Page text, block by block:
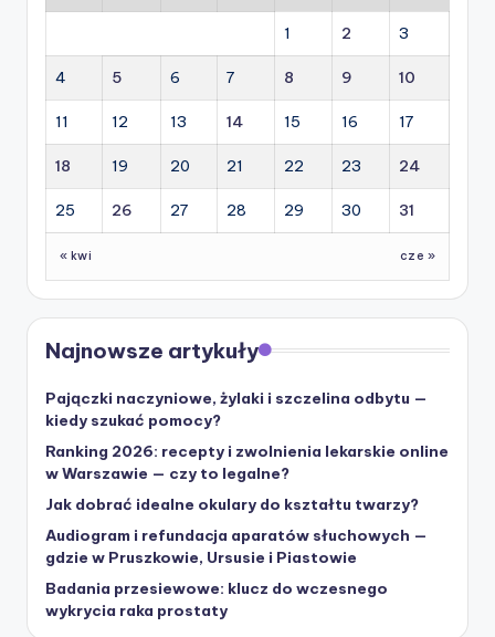
1 2 3
4 5 6 7 8 9 10
11 12 13 14 15 16 17
18 19 20 21 22 23 24
25 26 27 28 29 30 31
« kwi cze »
Najnowsze artykuły
Pajączki naczyniowe, żylaki i szczelina odbytu —
kiedy szukać pomocy?
Ranking 2026: recepty i zwolnienia lekarskie online
w Warszawie — czy to legalne?
Jak dobrać idealne okulary do kształtu twarzy?
Audiogram i refundacja aparatów słuchowych —
gdzie w Pruszkowie, Ursusie i Piastowie
Badania przesiewowe: klucz do wczesnego
wykrycia raka prostaty